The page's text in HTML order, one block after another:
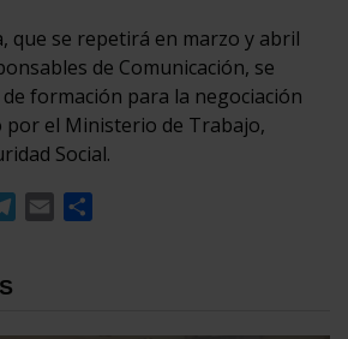
que se repetirá en marzo y abril
de Comunicación, se
formación para la negociación
por el Ministerio de Trabajo,
Social.
Telegram
Email